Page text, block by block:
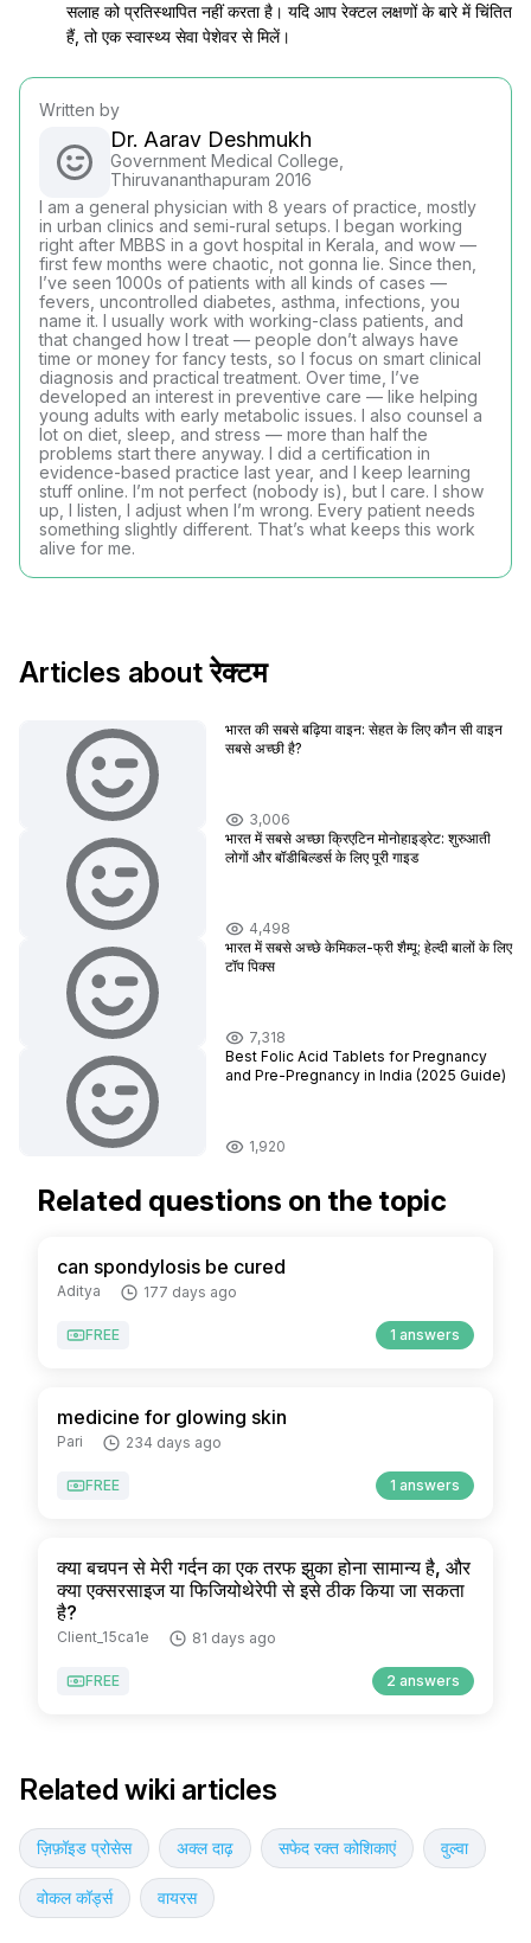
सलाह को प्रतिस्थापित नहीं करता है। यदि आप रेक्टल लक्षणों के बारे में चिंतित
हैं, तो एक स्वास्थ्य सेवा पेशेवर से मिलें।
Written by
Dr. Aarav Deshmukh
Government Medical College,
Thiruvananthapuram 2016
I am a general physician with 8 years of practice, mostly
in urban clinics and semi-rural setups. I began working
right after MBBS in a govt hospital in Kerala, and wow —
first few months were chaotic, not gonna lie. Since then,
I’ve seen 1000s of patients with all kinds of cases —
fevers, uncontrolled diabetes, asthma, infections, you
name it. I usually work with working-class patients, and
that changed how I treat — people don’t always have
time or money for fancy tests, so I focus on smart clinical
diagnosis and practical treatment. Over time, I’ve
developed an interest in preventive care — like helping
young adults with early metabolic issues. I also counsel a
lot on diet, sleep, and stress — more than half the
problems start there anyway. I did a certification in
evidence-based practice last year, and I keep learning
stuff online. I’m not perfect (nobody is), but I care. I show
up, I listen, I adjust when I’m wrong. Every patient needs
something slightly different. That’s what keeps this work
alive for me.
Articles about रेक्टम
भारत की सबसे बढ़िया वाइन: सेहत के लिए कौन सी वाइन
सबसे अच्छी है?
3,006
भारत में सबसे अच्छा क्रिएटिन मोनोहाइड्रेट: शुरुआती
लोगों और बॉडीबिल्डर्स के लिए पूरी गाइड
4,498
भारत में सबसे अच्छे केमिकल-फ्री शैम्पू: हेल्दी बालों के लिए
टॉप पिक्स
7,318
Best Folic Acid Tablets for Pregnancy
and Pre-Pregnancy in India (2025 Guide)
1,920
Related questions on the topic
can spondylosis be cured
Aditya 177 days ago
FREE 1 answers
medicine for glowing skin
Pari 234 days ago
FREE 1 answers
क्या बचपन से मेरी गर्दन का एक तरफ झुका होना सामान्य है, और
क्या एक्सरसाइज या फिजियोथेरेपी से इसे ठीक किया जा सकता
है?
Client_15ca1e 81 days ago
FREE 2 answers
Related wiki articles
ज़िफ़ॉइड प्रोसेस अक्ल दाढ़ सफेद रक्त कोशिकाएं वुल्वा
वोकल कॉर्ड्स वायरस